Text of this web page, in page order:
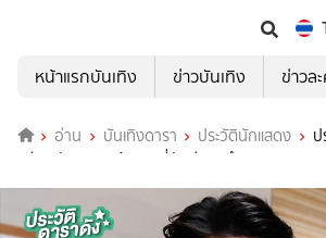
หน้าแรกบันเทิง
ข่าวบันเทิง ข่าวล
อ่าน บันเทิงดารา ประวัตินักแสดง
ศรีสุข นักแสดง เจ้าคุณพี่กับอีนางคำดวง